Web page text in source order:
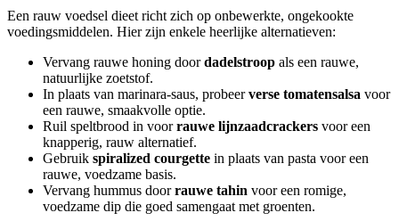
Een rauw voedsel dieet richt zich op onbewerkte, ongekookte
voedingsmiddelen. Hier zijn enkele heerlijke alternatieven:
Vervang rauwe honing doordadelstroop als een rauwe,
natuurlijke zoetstof.
In plaats van marinara-saus, probeerverse tomatensalsa voor
een rauwe, smaakvolle optie.
Ruil speltbrood in voorrauwe lijnzaadcrackers voor een
knapperig, rauw alternatief.
Gebruik spiralized courgette in plaats van pasta voor een
rauwe, voedzame basis.
Vervang hummus doorrauwe tahin voor een romige,
voedzame dip die goed samengaat met groenten.